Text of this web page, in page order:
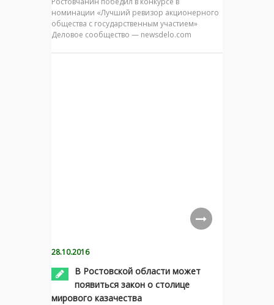
номинации «Лучший ревизор акционерного
общества с государственным участием»
Деловое сообщество — newsdelo.com
28.10.2016
В Ростовской области может
появиться закон о столице
мирового казачества